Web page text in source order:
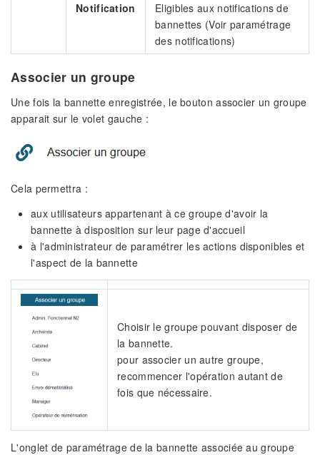
Notification
Eligibles aux notifications de
bannettes (Voir paramétrage
des notifications)
Associer un groupe
Une fois la bannette enregistrée, le bouton associer un groupe
apparait sur le volet gauche :
Cela permettra :
aux utilisateurs appartenant à ce groupe d'avoir la
bannette à disposition sur leur page d'accueil
à l'administrateur de paramétrer les actions disponibles et
l'aspect de la bannette
Choisir le groupe pouvant disposer de
la bannette.
pour associer un autre groupe,
recommencer l'opération autant de
fois que nécessaire.
L'onglet de paramétrage de la bannette associée au groupe